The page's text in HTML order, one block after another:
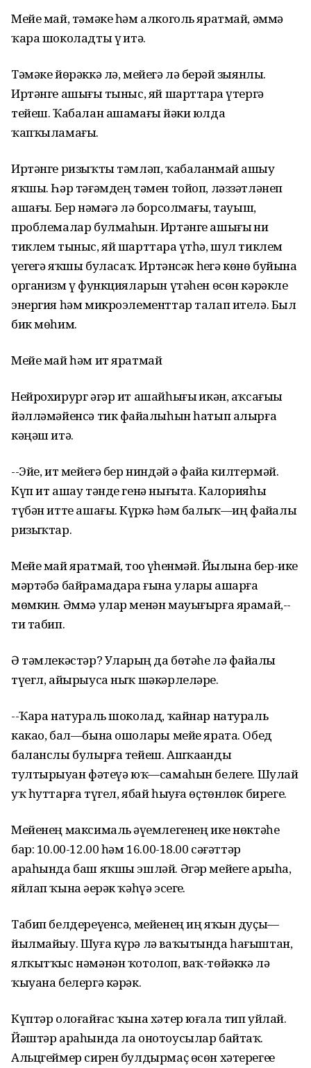
Мейе май, тәмәке һәм алкоголь яратмай, әммә
ҡара шоколадты үҙ итә.
Тәмәке йөрәккә лә, мейегә лә берҙәй зыянлы.
Иртәнге ашығыҙ тыныс, яй шарттарҙа үтергә
тейеш. Ҡабалан ашамағыҙ йәки юлда
ҡапҡыламағыҙ.
Иртәнге ризыҡты тәмләп, ҡабаланмай ашыу
яҡшы. Һәр тәғәмдең тәмен тойоп, ләззәтләнеп
ашағыҙ. Бер нәмәгә лә борсолмағыҙ, тауыш,
проблемалар булмаһын. Иртәнге ашығыҙ ни
тиклем тыныс, яй шарттарҙа үтһә, шул тиклем
үҙегеҙгә яҡшы буласаҡ. Иртәнсәк һеҙгә көнө буйына
организм үҙ функцияларын үтәһен өсөн кәрәкле
энергия һәм микроэлементтар талап ителә. Был
бик мөһим.
Мейе май һәм ит яратмай
Нейрохирург әгәр ит ашайһығыҙ икән, аҡсағыҙҙы
йәлләмәйенсә тик файҙалыһын һатып алырға
кәңәш итә.
--Эйе, ит мейегә бер ниндәй ҙә файҙа килтермәй.
Күп ит ашау тәнде генә нығыта. Калорияһы
түбән итте ашағыҙ. Күркә һәм балыҡ—иң файҙалы
ризыҡтар.
Мейе май яратмай, тоҙҙо үҙһенмәй. Йылына бер-ике
мәртәбә байрамадарҙа ғына уларҙы ашарға
мөмкин. Әммә улар менән мауығырға ярамай,--
ти табип.
Ә тәмлекәстәр? Уларҙың да бөтәһе лә файҙалы
түегл, айырыуса ныҡ шәкәрлеләре.
--Ҡара натураль шоколад, ҡайнар натураль
какао, бал—бына ошоларҙы мейе ярата. Обед
баланслы булырға тейеш. Ашҡаҙанды
тултырыуҙан фәтеүә юҡ—самаһын белегеҙ. Шулай
уҡ һуттарға түгел, ябай һыуға өҫтөнлөк бирегеҙ.
Мейенең максималь әүҙемлегенең ике нөктәһе
бар: 10.00-12.00 һәм 16.00-18.00 сәғәттәр
араһында баш яҡшы эшләй. Әгәр мейегеҙ арыһа,
яйлап ҡына әҙерәк ҡәһүә эсегеҙ.
Табип белдереүенсә, мейенең иң яҡын дуҫы—
йылмайыу. Шуға күрә лә ваҡытында һағыштан,
ялҡытҡыс нәмәнән ҡотолоп, ваҡ-төйәккә лә
ҡыуана белергә кәрәк.
Күптәр олоғайғас ҡына хәтер юғала тип уйлай.
Йәштәр араһында ла онотоусылар байтаҡ.
Альцгеймер сирен булдырмаҫ өсөн хәтерегеҙҙе